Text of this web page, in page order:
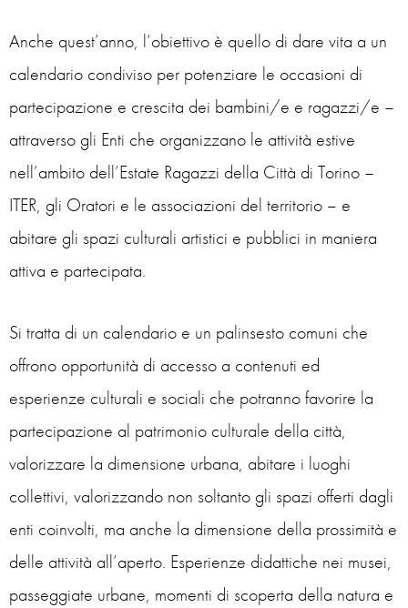
Anche quest’anno, l’obiettivo è quello di dare vita a un
calendario condiviso per potenziare le occasioni di
partecipazione e crescita dei bambini/e e ragazzi/e –
attraverso gli Enti che organizzano le attività estive
nell’ambito dell’Estate Ragazzi della Città di Torino –
ITER, gli Oratori e le associazioni del territorio – e
abitare gli spazi culturali artistici e pubblici in maniera
attiva e partecipata.
Si tratta di un calendario e un palinsesto comuni che
offrono opportunità di accesso a contenuti ed
esperienze culturali e sociali che potranno favorire la
partecipazione al patrimonio culturale della città,
valorizzare la dimensione urbana, abitare i luoghi
collettivi, valorizzando non soltanto gli spazi offerti dagli
enti coinvolti, ma anche la dimensione della prossimità e
delle attività all’aperto. Esperienze didattiche nei musei,
passeggiate urbane, momenti di scoperta della natura e